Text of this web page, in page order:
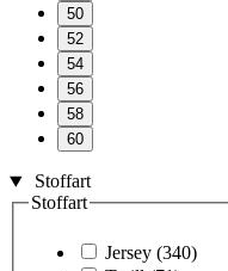
50
52
54
56
58
60
Stoffart
Stoffart
Jersey (340)